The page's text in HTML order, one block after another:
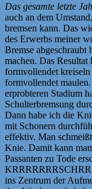
Das gesamte letzte
auch an dem
bremsen kann. Das
des Erwerbs meiner
Bremse abgeschraubt
machen. Das Resultat
formvollendet
formvollendet
erprobteren Stadium
Schulterbremsung
Dann habe ich die
mit Schonern
effektiv. Man
Knie. Damit kann
Passanten zu Tode
ins Zentrum der